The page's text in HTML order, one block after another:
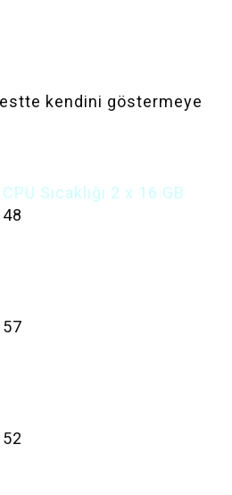
kendini göstermeye
CPU Sıcaklığı 2 x 16 GB
48
57
52